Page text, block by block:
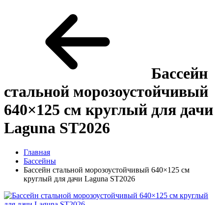
Бассейн
стальной морозоустойчивый
640×125 см круглый для дачи
Laguna ST2026
Главная
Бассейны
Бассейн стальной морозоустойчивый 640×125 см
круглый для дачи Laguna ST2026